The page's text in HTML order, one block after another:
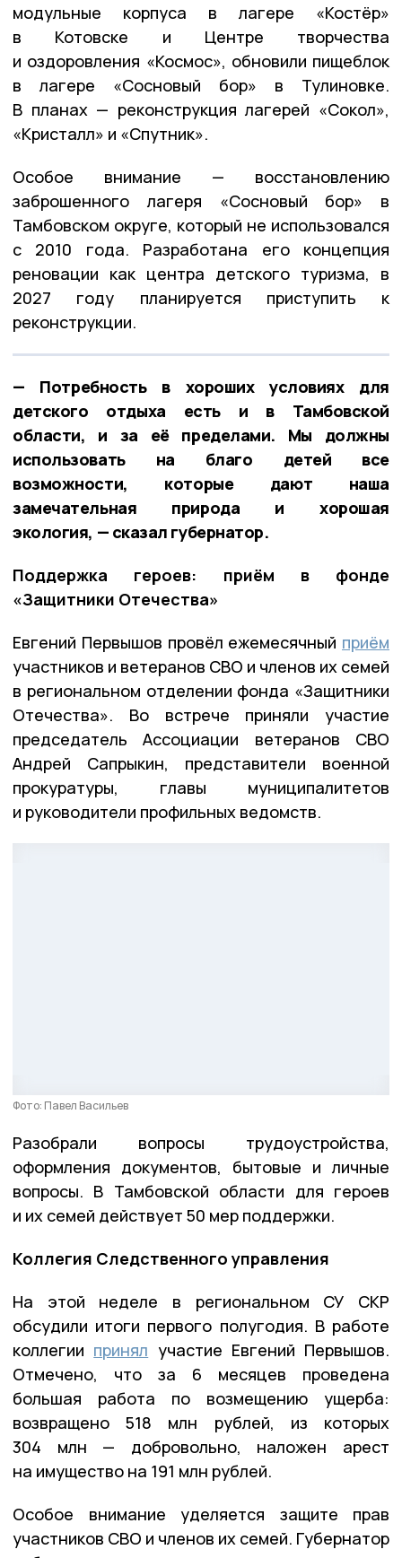
модульные корпуса в лагере «Костёр»
в Котовске и Центре творчества
и оздоровления «Космос», обновили пищеблок
в лагере «Сосновый бор» в Тулиновке.
В планах — реконструкция лагерей «Сокол»,
«Кристалл» и «Спутник».
Особое внимание — восстановлению
заброшенного лагеря «Сосновый бор» в
Тамбовском округе, который не использовался
с 2010 года. Разработана его концепция
реновации как центра детского туризма, в
2027 году планируется приступить к
реконструкции.
— Потребность в хороших условиях для
детского отдыха есть и в Тамбовской
области, и за её пределами. Мы должны
использовать на благо детей все
возможности, которые дают наша
замечательная природа и хорошая
экология, — сказал губернатор.
Поддержка героев: приём в фонде
«Защитники Отечества»
Евгений Первышов провёл ежемесячный приём
участников и ветеранов СВО и членов их семей
в региональном отделении фонда «Защитники
Отечества». Во встрече приняли участие
председатель Ассоциации ветеранов СВО
Андрей Сапрыкин, представители военной
прокуратуры, главы муниципалитетов
и руководители профильных ведомств.
Фото: Павел Васильев
Разобрали вопросы трудоустройства,
оформления документов, бытовые и личные
вопросы. В Тамбовской области для героев
и их семей действует 50 мер поддержки.
Коллегия Следственного управления
На этой неделе в региональном СУ СКР
обсудили итоги первого полугодия. В работе
коллегии принял участие Евгений Первышов.
Отмечено, что за 6 месяцев проведена
большая работа по возмещению ущерба:
возвращено 518 млн рублей, из которых
304 млн — добровольно, наложен арест
на имущество на 191 млн рублей.
Особое внимание уделяется защите прав
участников СВО и членов их семей. Губернатор